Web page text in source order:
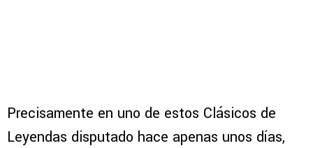
Precisamente en uno de estos Clásicos de
Leyendas disputado hace apenas unos días,